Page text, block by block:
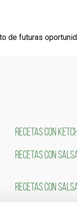
de futuras
RECETAS CON
RECETAS CON
RECETAS CON